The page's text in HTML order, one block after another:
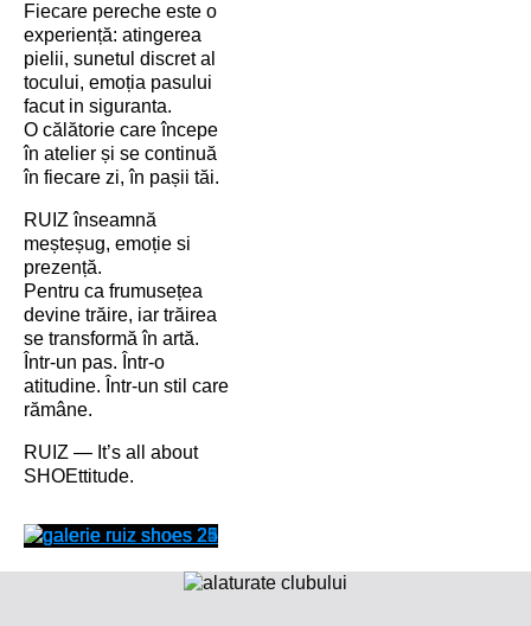
Fiecare pereche este o
experiență: atingerea
pielii, sunetul discret al
tocului, emoția pasului
facut in siguranta.
O călătorie care începe
în atelier și se continuă
în fiecare zi, în pașii tăi.
RUIZ înseamnă
meșteșug, emoție si
prezență.
Pentru ca frumusețea
devine trăire, iar trăirea
se transformă în artă.
Într-un pas. Într-o
atitudine. Într-un stil care
rămâne.
RUIZ — It’s all about
SHOEttitude.